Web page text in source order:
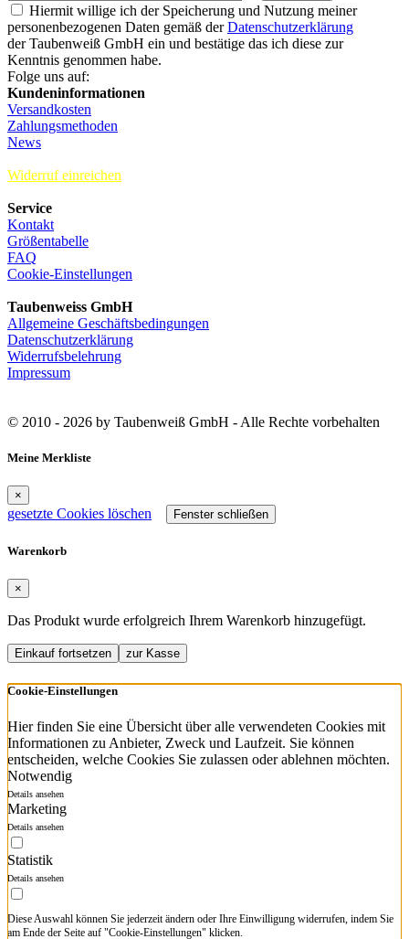
Hiermit willige ich der Speicherung und Nutzung meiner
personenbezogenen Daten gemäß derDatenschutzerklärung
der Taubenweiß GmbH ein und bestätige das ich diese zur
Kenntnis genommen habe.
Folge uns auf:
Kundeninformationen
Versandkosten
Zahlungsmethoden
News
Widerruf einreichen
Service
Kontakt
Größentabelle
FAQ
Cookie-Einstellungen
Taubenweiss GmbH
Allgemeine Geschäftsbedingungen
Datenschutzerklärung
Widerrufsbelehrung
Impressum
© 2010 - 2026 by Taubenweiß GmbH - Alle Rechte vorbehalten
Meine Merkliste
×
gesetzte Cookies löschen Fenster schließen
Warenkorb
×
Das Produkt wurde erfolgreich Ihrem Warenkorb hinzugefügt.
Einkauf fortsetzen zur Kasse
Cookie-Einstellungen
Hier finden Sie eine Übersicht über alle verwendeten Cookies mit
Informationen zu Anbieter, Zweck und Laufzeit. Sie können
entscheiden, welche Cookies Sie zulassen oder ablehnen möchten.
Notwendig
Details ansehen
Marketing
Details ansehen
Statistik
Details ansehen
Diese Auswahl können Sie jederzeit ändern oder Ihre Einwilligung widerrufen, indem Sie
am Ende der Seite auf "Cookie-Einstellungen" klicken.